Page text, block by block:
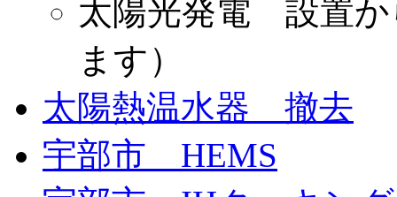
太陽光発電 設置か
ます）
太陽熱温水器 撤去
宇部市 HEMS